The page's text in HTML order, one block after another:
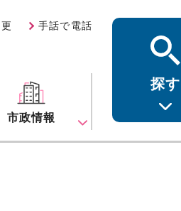
手話で電話
市政情報
探す